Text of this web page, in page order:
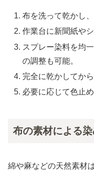
布を洗って乾かし
作業台に新聞紙や
スプレー染料を均
の調整も可能。
完全に乾かしてか
必要に応じて色止
布の素材による
綿や麻などの天然素材